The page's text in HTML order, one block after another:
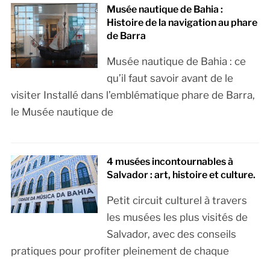
Musée nautique de Bahia :
Histoire de la navigation au phare
de Barra
Musée nautique de Bahia : ce
qu’il faut savoir avant de le
visiter Installé dans l’emblématique phare de Barra,
le Musée nautique de
4 musées incontournables à
Salvador : art, histoire et culture.
Petit circuit culturel à travers
les musées les plus visités de
Salvador, avec des conseils
pratiques pour profiter pleinement de chaque